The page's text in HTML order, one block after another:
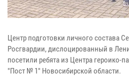
Центр подготовки личного состава
Росгвардии, дислоцированный в
посетили ребята из Центра героико-
"Пост № 1" Новосибирской области.